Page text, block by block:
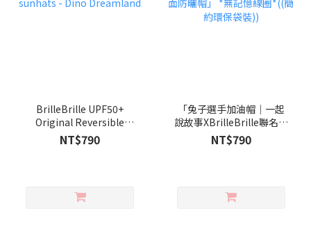
BrilleBrille UPF50+
Original Reversible
sunhats - Dino
Dreamland
NT$790
「兔子選手加油帽｜一起
說故事XBrilleBrille聯名兒
童雙面防曬帽」 *無記憶線
圈*((簡約環保袋裝))
NT$790